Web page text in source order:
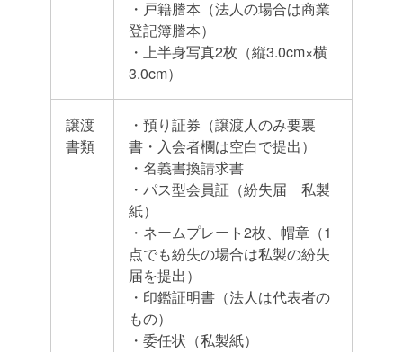
・戸籍謄本（法人の場合は商業
登記簿謄本）
・上半身写真2枚（縦3.0cm×横
3.0cm）
譲渡
書類
・預り証券（譲渡人のみ要裏
書・入会者欄は空白で提出）
・名義書換請求書
・パス型会員証（紛失届 私製
紙）
・ネームプレート2枚、帽章（1
点でも紛失の場合は私製の紛失
届を提出）
・印鑑証明書（法人は代表者の
もの）
・委任状（私製紙）